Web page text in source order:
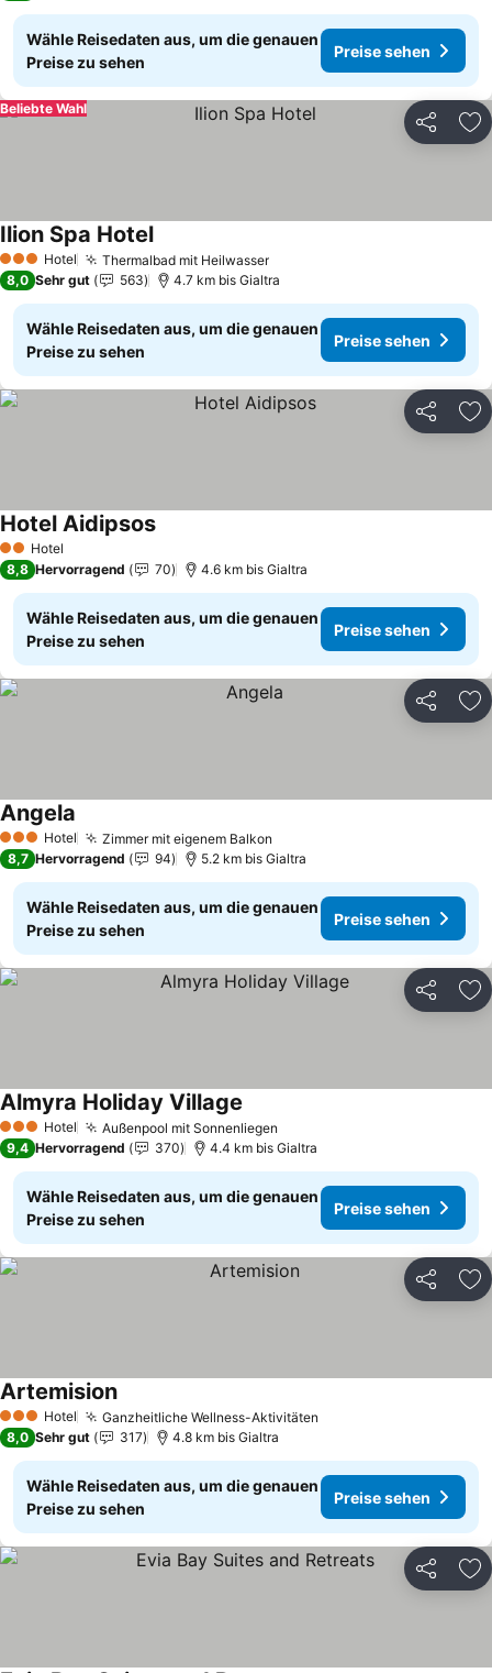
Wähle Reisedaten aus, um die genauen
Preise zu sehen
Preise sehen
Teilen
Beliebte Wahl
3 SterneHotel Thermalbad mit HeilwasserPreise sehen
Ilion Spa HotelPreise sehen
8,0 Sehr gut 563 4.7 km bis Gialtra
Wähle Reisedaten aus, um die genauen
Preise zu sehen
Preise sehen
Teilen
2 Sterne
Hotel
Hotel AidipsosPreise sehen
8,8 Hervorragend 70 4.6 km bis Gialtra
Wähle Reisedaten aus, um die genauen
Preise zu sehen
Preise sehen
Teilen
3 SterneHotel Zimmer mit eigenem Balkon
Angela
8,7 Hervorragend 94 5.2 km bis Gialtra
Wähle Reisedaten aus, um die genauen
Preise zu sehen
Preise sehen
Teilen
3 SterneHotel Außenpool mit Sonnenliegen
Almyra Holiday Village
9,4 Hervorragend 370 4.4 km bis Gialtra
Wähle Reisedaten aus, um die genauen
Preise zu sehen
Preise sehen
Teilen
3 SterneHotel Ganzheitliche Wellness-Aktivitäten
ArtemisionPreise sehen
8,0 Sehr gut 317 4.8 km bis Gialtra
Wähle Reisedaten aus, um die genauen
Preise zu sehen
Preise sehen
Teilen